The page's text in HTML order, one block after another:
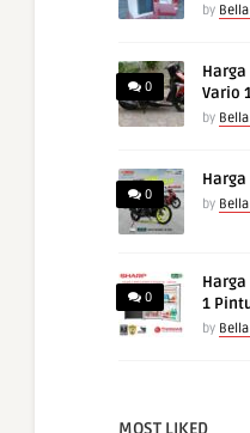
by
0
Vario
by
0
by
0
1
by
MOST LIKED